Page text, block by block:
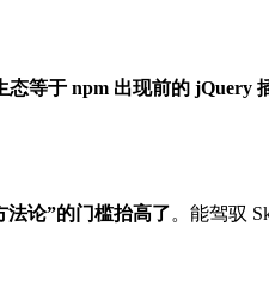
态等于 npm 出现前的 jQuery
法论”的门槛抬高了。能驾驭